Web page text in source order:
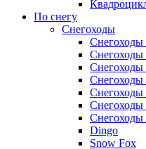
По снегу
Снегоходы
Снегоходы
Снегоходы
Снегоходы
Снегоходы
Снегоходы
Снегоходы
Снегоходы
Dingo
Snow Fox